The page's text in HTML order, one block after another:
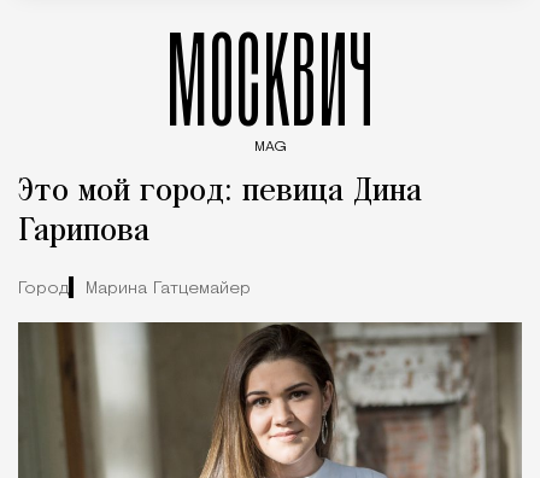
МОСКВИЧ
MAG
Это мой город: певица Дина
Гарипова
Город Марина Гатцемайер